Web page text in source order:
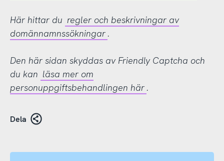
Här hittar du regler och beskrivningar av
domännamnssökningar .
Den här sidan skyddas av Friendly Captcha och
du kan läsa mer om
personuppgiftsbehandlingen här .
Dela